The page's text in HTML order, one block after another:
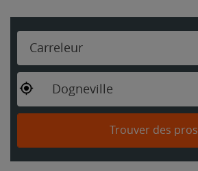
Carreleur
Dogneville
Trouver des pros